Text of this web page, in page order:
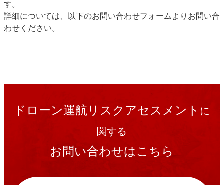
す。
詳細については、以下のお問い合わせフォームよりお問い合
わせください。
ドローン運航リスクアセスメント に
関する
お問い合わせはこちら